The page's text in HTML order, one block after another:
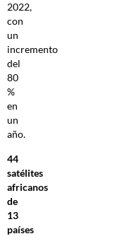
2022,
con
un
incremento
del
80
%
en
un
año.
44
satélites
africanos
de
13
países